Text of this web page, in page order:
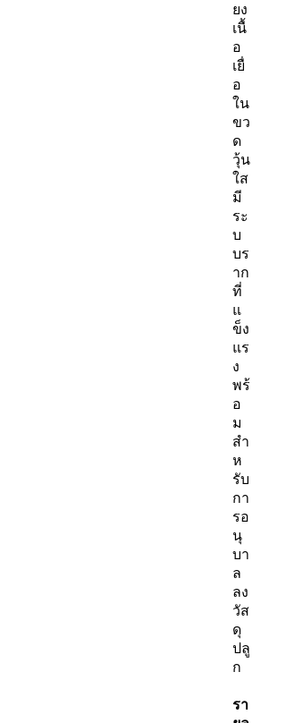
ยง
เนื้
อ
เยื่
อ
ใน
ขว
ด
วุ้น
ใส
มี
ระ
บ
บร
าก
ที่
แ
ข็ง
แร
ง
พร้
อ
ม
สำ
ห
รับ
กา
รอ
นุ
บา
ล
ลง
วัส
ดุ
ปลู
ก
รา